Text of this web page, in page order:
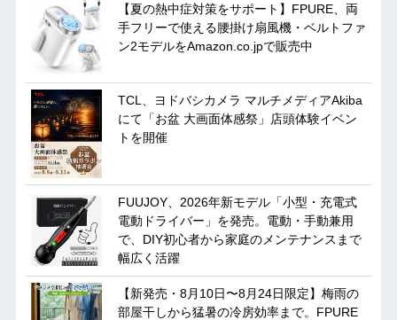
【夏の熱中症対策をサポート】FPURE、両
手フリーで使える腰掛け扇風機・ベルトファ
ン2モデルをAmazon.co.jpで販売中
TCL、ヨドバシカメラ マルチメディアAkiba
にて「お盆 大画面体感祭」店頭体験イベン
トを開催
FUUJOY、2026年新モデル「小型・充電式
電動ドライバー」を発売。電動・手動兼用
で、DIY初心者から家庭のメンテナンスまで
幅広く活躍
【新発売・8月10日〜8月24日限定】梅雨の
部屋干しから猛暑の冷房効率まで。FPURE